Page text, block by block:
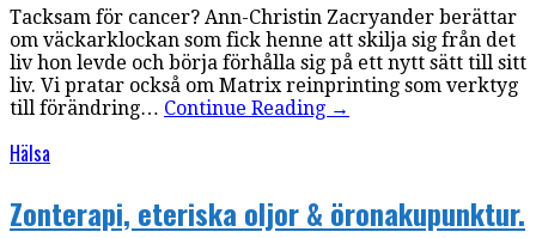
Tacksam för cancer? Ann-Christin Zacryander berättar
om väckarklockan som fick henne att skilja sig från det
liv hon levde och börja förhålla sig på ett nytt sätt till sitt
liv. Vi pratar också om Matrix reinprinting som verktyg
till förändring… Continue Reading →
Hälsa
Zonterapi, eteriska oljor & öronakupunktur.